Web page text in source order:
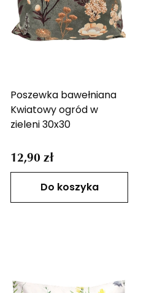
Poszewka bawełniana
Kwiatowy ogród w
zieleni 30x30
12,90 zł
Do koszyka